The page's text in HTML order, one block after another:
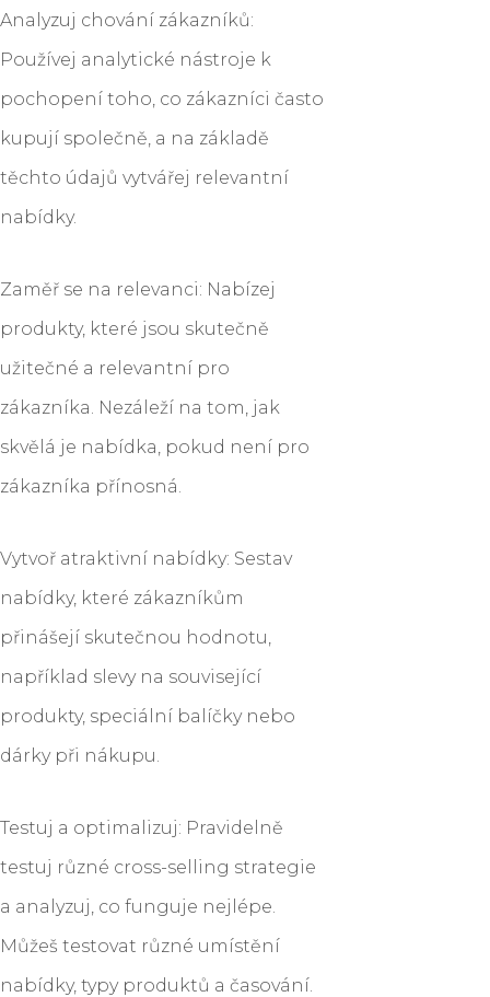
Analyzuj chování zákazníků:
Používej analytické nástroje k
pochopení toho, co zákazníci často
kupují společně, a na základě
těchto údajů vytvářej relevantní
nabídky.
Zaměř se na relevanci: Nabízej
produkty, které jsou skutečně
užitečné a relevantní pro
zákazníka. Nezáleží na tom, jak
skvělá je nabídka, pokud není pro
zákazníka přínosná.
Vytvoř atraktivní nabídky: Sestav
nabídky, které zákazníkům
přinášejí skutečnou hodnotu,
například slevy na související
produkty, speciální balíčky nebo
dárky při nákupu.
Testuj a optimalizuj: Pravidelně
testuj různé cross-selling strategie
a analyzuj, co funguje nejlépe.
Můžeš testovat různé umístění
nabídky, typy produktů a časování.